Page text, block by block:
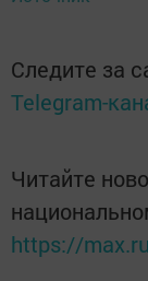
Следите за
Telegram-
Читайте
https://